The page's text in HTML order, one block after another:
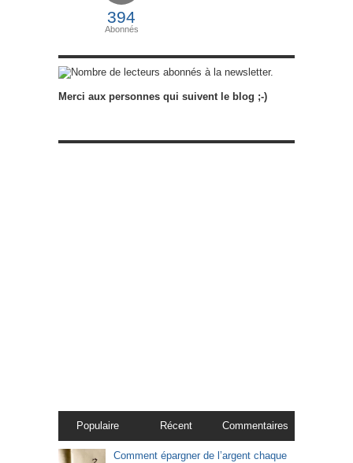
394
Abonnés
abonnés à la newsletter.
Merci aux personnes qui suivent le blog ;-)
Populaire Récent Commentaires
Comment épargner de l’argent chaque